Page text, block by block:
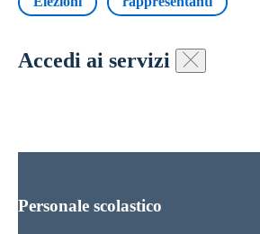
Accedi ai servizi
Personale scolastico